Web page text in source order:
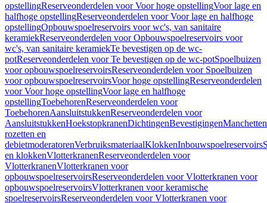
opstellingReserveonderdelen voor Voor hoge opstellingVoor lage en
halfhoge opstellingReserveonderdelen voor Voor lage en halfhoge
opstellingOpbouwspoelreservoirs voor wc's, van sanitaire
keramiekReserveonderdelen voor Opbouwspoelreservoirs voor
wc's, van sanitaire keramiekTe bevestigen op de wc-
potReserveonderdelen voor Te bevestigen op de wc-potSpoelbuizen
voor opbouwspoelreservoirsReserveonderdelen voor Spoelbuizen
voor opbouwspoelreservoirsVoor hoge opstellingReserveonderdelen
voor Voor hoge opstellingVoor lage en halfhoge
opstellingToebehorenReserveonderdelen voor
ToebehorenAansluitstukkenReserveonderdelen voor
AansluitstukkenHoekstopkranenDichtingenBevestigingenManchetten
rozetten en
debietmoderatorenVerbruiksmateriaalKlokkenInbouwspoelreservoirs
en klokkenVlotterkranenReserveonderdelen voor
VlotterkranenVlotterkranen voor
opbouwspoelreservoirsReserveonderdelen voor Vlotterkranen voor
opbouwspoelreservoirsVlotterkranen voor keramische
spoelreservoirsReserveonderdelen voor Vlotterkranen voor